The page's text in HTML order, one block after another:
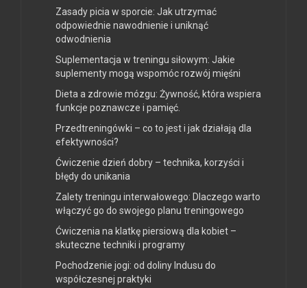
Zasady picia w sporcie: Jak utrzymać
odpowiednie nawodnienie i uniknąć
odwodnienia
Suplementacja w treningu siłowym: Jakie
suplementy mogą wspomóc rozwój mięśni
Dieta a zdrowie mózgu: Żywność, która wspiera
funkcje poznawcze i pamięć.
Przedtreningówki – co to jest i jak działają dla
efektywności?
Ćwiczenie dzień dobry – technika, korzyści i
błędy do unikania
Zalety treningu interwałowego: Dlaczego warto
włączyć go do swojego planu treningowego
Ćwiczenia na klatkę piersiową dla kobiet –
skuteczne techniki i programy
Pochodzenie jogi: od doliny Indusu do
współczesnej praktyki